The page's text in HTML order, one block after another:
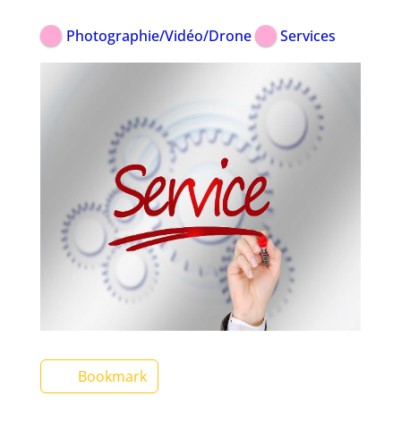
Photographie/Vidéo/Drone Services
Bookmark